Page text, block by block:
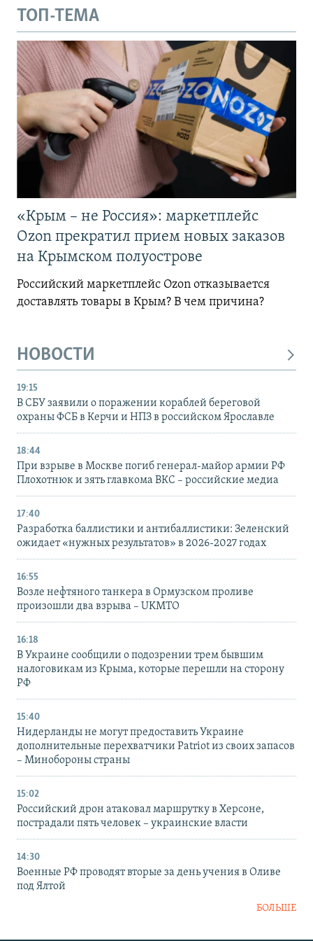
ТОП-ТЕМА
«Крым – не Россия»: маркетплейс
Ozon прекратил прием новых заказов
на Крымском полуострове
Российский маркетплейс Ozon отказывается
доставлять товары в Крым? В чем причина?
НОВОСТИ
19:15
В СБУ заявили о поражении кораблей береговой
охраны ФСБ в Керчи и НПЗ в российском Ярославле
18:44
При взрыве в Москве погиб генерал-майор армии РФ
Плохотнюк и зять главкома ВКС – российские медиа
17:40
Разработка баллистики и антибаллистики: Зеленский
ожидает «нужных результатов» в 2026-2027 годах
16:55
Возле нефтяного танкера в Ормузском проливе
произошли два взрыва – UKMTO
16:18
В Украине сообщили о подозрении трем бывшим
налоговикам из Крыма, которые перешли на сторону
РФ
15:40
Нидерланды не могут предоставить Украине
дополнительные перехватчики Patriot из своих запасов
– Минобороны страны
15:02
Российский дрон атаковал маршрутку в Херсоне,
пострадали пять человек – украинские власти
14:30
Военные РФ проводят вторые за день учения в Оливе
под Ялтой
БОЛЬШЕ